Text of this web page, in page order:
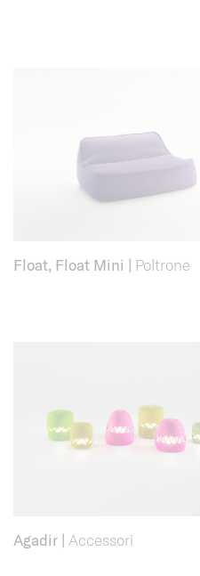
Float, Float Mini | Poltrone
Agadir | Accessori